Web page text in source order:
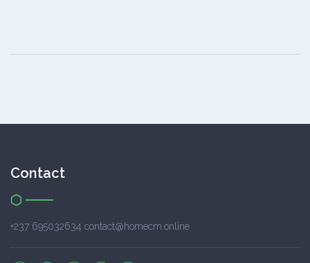
Contact
+237 695032634 contact@homecm.online